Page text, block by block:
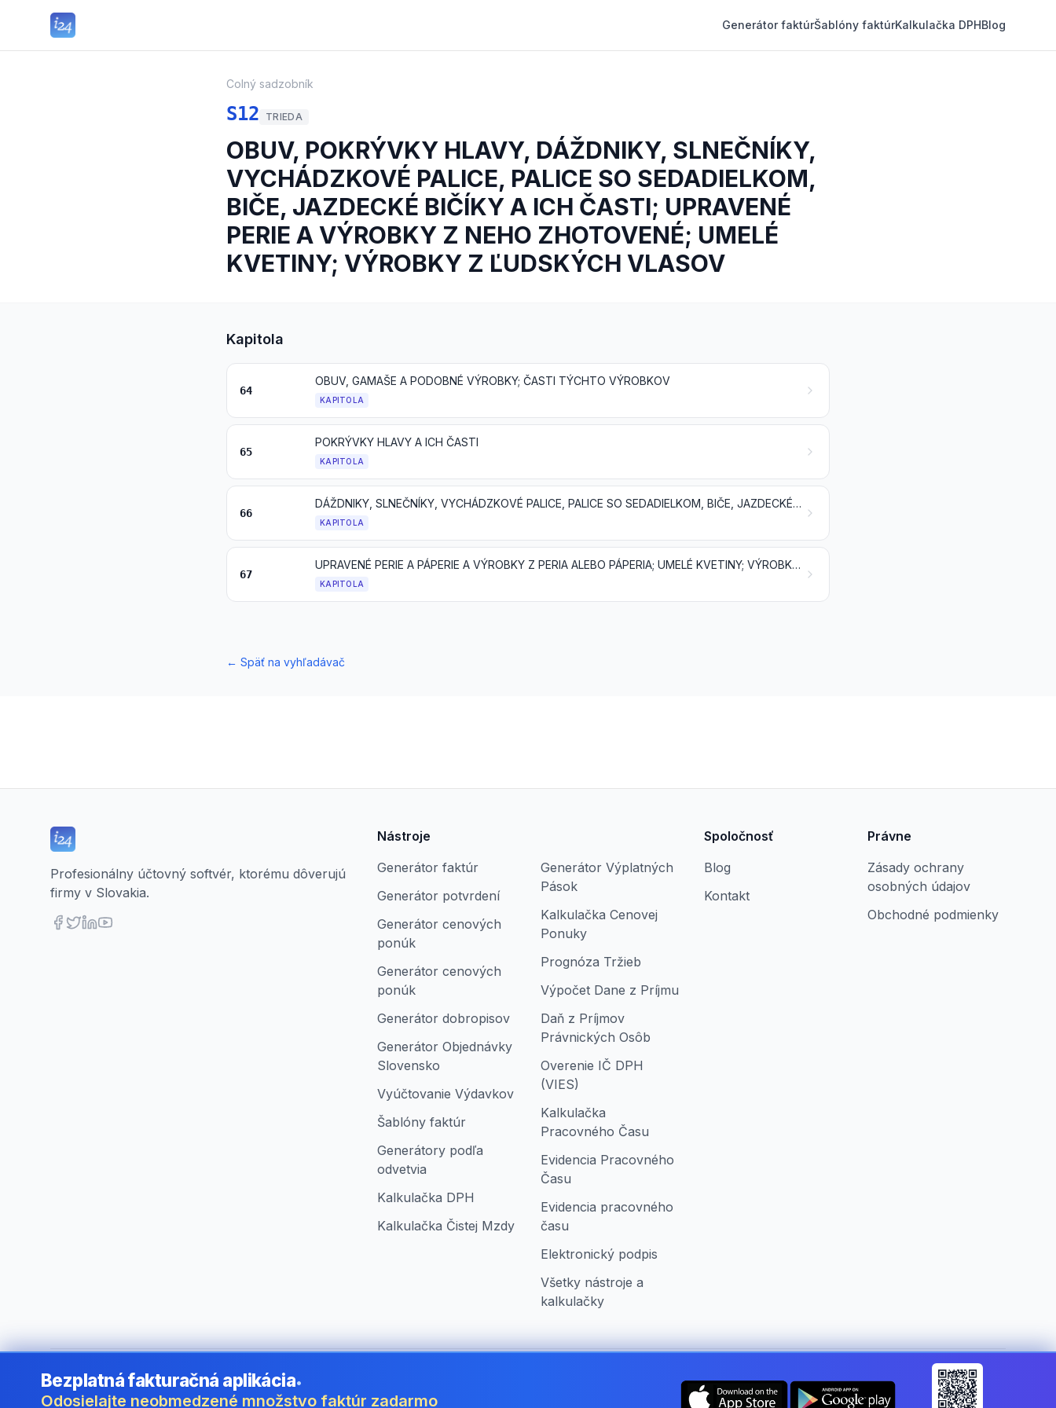
Generátor faktúrŠablóny faktúrKalkulačka DPHBlog
Colný sadzobník
S12 TRIEDA
OBUV, POKRÝVKY HLAVY, DÁŽDNIKY, SLNEČNÍKY,
VYCHÁDZKOVÉ PALICE, PALICE SO SEDADIELKOM,
BIČE, JAZDECKÉ BIČÍKY A ICH ČASTI; UPRAVENÉ
PERIE A VÝROBKY Z NEHO ZHOTOVENÉ; UMELÉ
KVETINY; VÝROBKY Z ĽUDSKÝCH VLASOV
Kapitola
64
OBUV, GAMAŠE A PODOBNÉ VÝROBKY; ČASTI TÝCHTO VÝROBKOV
KAPITOLA
65
POKRÝVKY HLAVY A ICH ČASTI
KAPITOLA
66
DÁŽDNIKY, SLNEČNÍKY, VYCHÁDZKOVÉ PALICE, PALICE SO SEDADIELKOM, BIČE, JAZDECKÉ BIČÍKY A ICH ČASTI
KAPITOLA
67
UPRAVENÉ PERIE A PÁPERIE A VÝROBKY Z PERIA ALEBO PÁPERIA; UMELÉ KVETINY; VÝROBKY Z ĽUDSKÝCH VLASOV
KAPITOLA
← Späť na vyhľadávač
Profesionálny účtovný softvér, ktorému dôverujú
firmy v Slovakia.
Nástroje
Generátor faktúr
Generátor potvrdení
Generátor cenových
ponúk
Generátor cenových
ponúk
Generátor dobropisov
Generátor Objednávky
Slovensko
Vyúčtovanie Výdavkov
Šablóny faktúr
Generátory podľa
odvetvia
Kalkulačka DPH
Kalkulačka Čistej Mzdy
Generátor Výplatných
Pások
Kalkulačka Cenovej
Ponuky
Prognóza Tržieb
Výpočet Dane z Príjmu
Daň z Príjmov
Právnických Osôb
Overenie IČ DPH
(VIES)
Kalkulačka
Pracovného Času
Evidencia Pracovného
Času
Evidencia pracovného
času
Elektronický podpis
Všetky nástroje a
kalkulačky
Spoločnosť
Blog
Kontakt
Právne
Zásady ochrany
osobných údajov
Obchodné podmienky
©2026i24 Limited. All rights reserved.•Pre firmy v Slovakia Zmeniť krajinu:
Bezplatná fakturačná aplikácia•
Odosielajte neobmedzené množstvo faktúr zadarmo